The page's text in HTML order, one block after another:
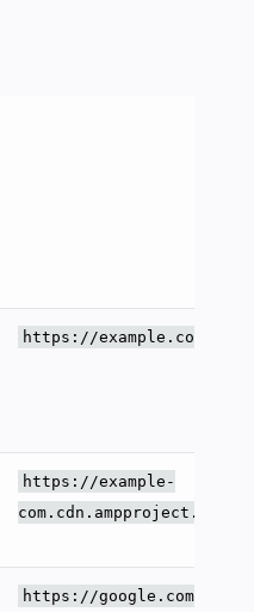
https://example.com/
https://example-
com.cdn.ampproject.org/
https://google.com/amp/